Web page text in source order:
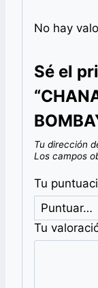
No hay
Sé el
Tu dirección
Los campos
Tu
Tu